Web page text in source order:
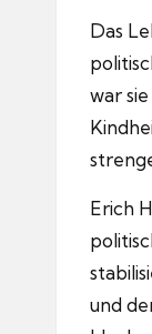
Das
war
Erich
und